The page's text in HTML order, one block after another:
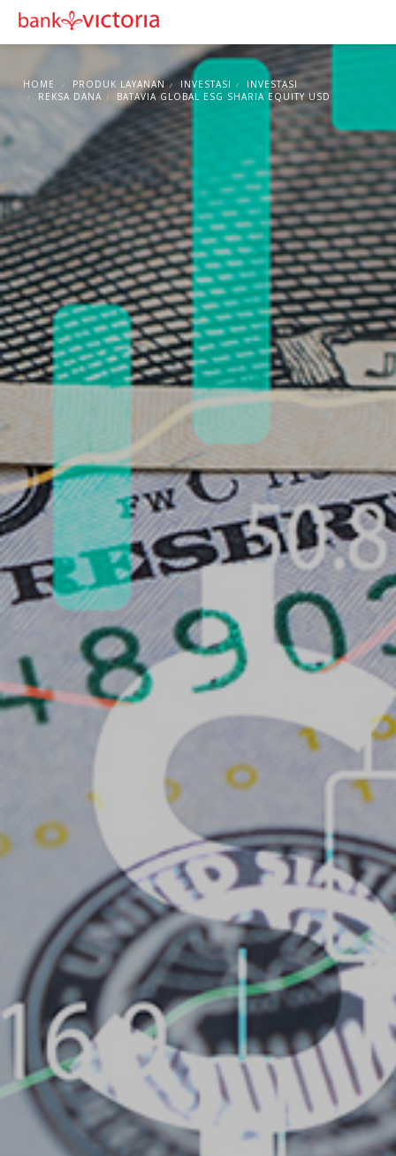
HOME PRODUK LAYANAN INVESTASI
INVESTASI
REKSA DANA
BATAVIA GLOBAL ESG SHARIA EQUITY USD